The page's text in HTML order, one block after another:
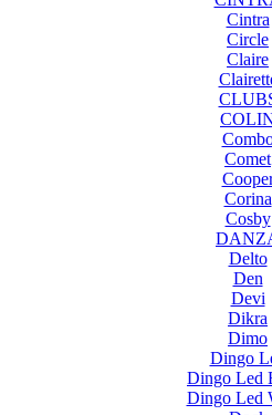
Cintra
Circle
Claire
Comet
Corina
Cosby
Delto
Den
Devi
Dikra
Dimo
Dingo
Dingo Led
Dingo Led